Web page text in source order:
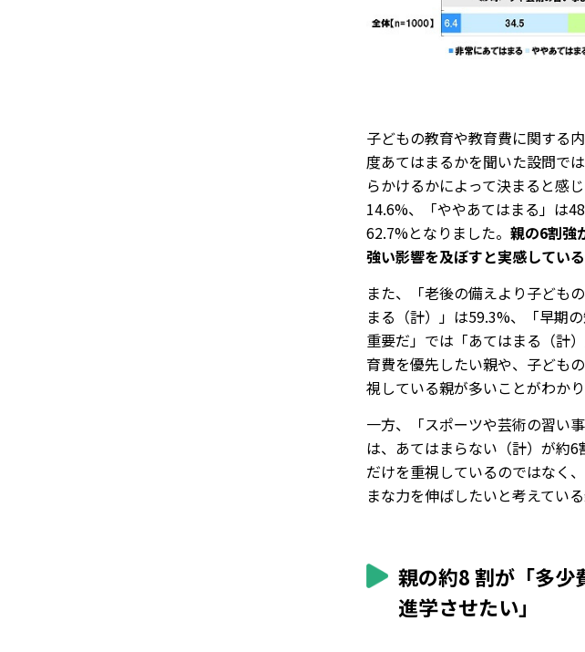
子どもの教育や教育費に関する
度あてはまるかを聞いた設問で
らかけるかによって決まると感
14.6%、「ややあてはまる」は
62.7%となりました。 親の6割強
強い影響を及ぼすと実感している
また、「老後の備えより子ども
まる（計）」は59.3%、「早期
重要だ」では「あてはまる（計
育費を優先したい親や、子ども
視している親が多いことがわかり
一方、「スポーツや芸術の習い
は、あてはまらない（計）が約
だけを重視しているのではなく
まな力を伸ばしたいと考えてい
親の約8 割が「多少
進学させたい」